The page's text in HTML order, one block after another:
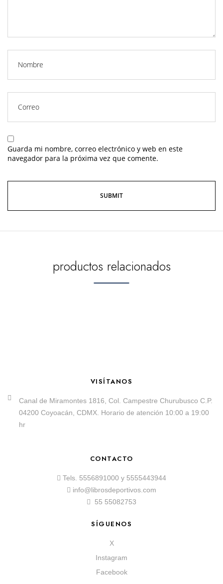
Guarda mi nombre, correo electrónico y web en este
navegador para la próxima vez que comente.
productos relacionados
VISÍTANOS
Canal de Miramontes 1816, Col. Campestre Churubusco C.P.
04200 Coyoacán, CDMX. Horario de atención 10:00 a 19:00
hr
CONTACTO
Tels. 5556891000 y 5555443944
info@librosdeportivos.com
55 55082753
SÍGUENOS
X
Instagram
Facebook